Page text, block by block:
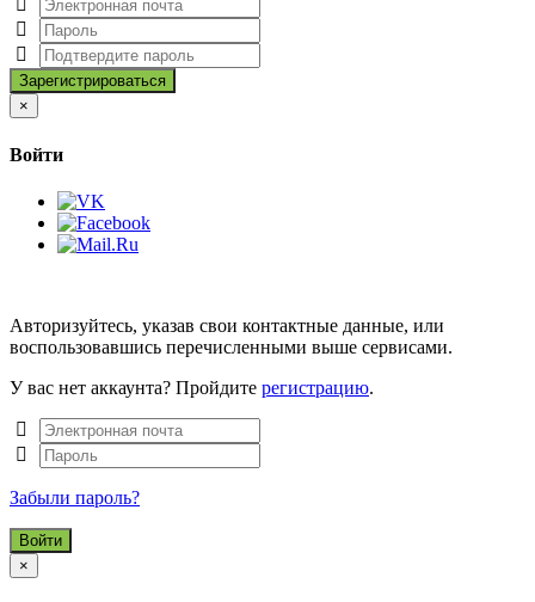
×
Войти
Авторизуйтесь, указав свои контактные данные, или
воспользовавшись перечисленными выше сервисами.
У вас нет аккаунта? Пройдите регистрацию.
Забыли пароль?
×